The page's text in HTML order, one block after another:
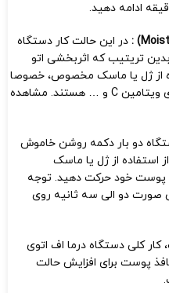
ادامه دهید.
در این حالت کار دستگاه
تریتیب که اثربخشی اتو
از ژل یا ماسک مخصوص، خصوصا
برای افرادی که از لوازم آرایشی که حاوی ویتامین C و … هستند. مشاهده
دو بار دکمه روشن خاموش
استفاده از ژل یا ماسک
خود حرکت دهید. توجه
صورت دو الی سه ثانیه روی
کار کلی دستگاه درما اف اتوی
پوست برای افزایش حالت